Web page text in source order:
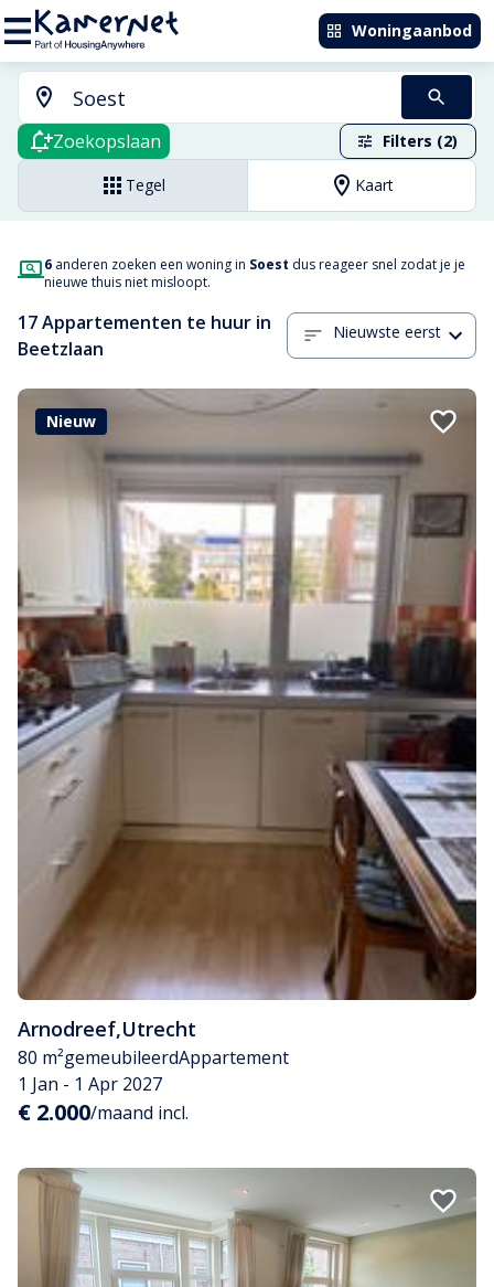
Woningaanbod
Zoekopslaan Filters (2)
Tegel Kaart
6 anderen zoeken een woning in Soest dus reageer snel zodat je je
nieuwe thuis niet misloopt.
17 Appartementen te huur in
Beetzlaan
Nieuwste eerst
Nieuw
Arnodreef,Utrecht
80 m²gemeubileerdAppartement
1 Jan - 1 Apr 2027
€ 2.000/maand incl.